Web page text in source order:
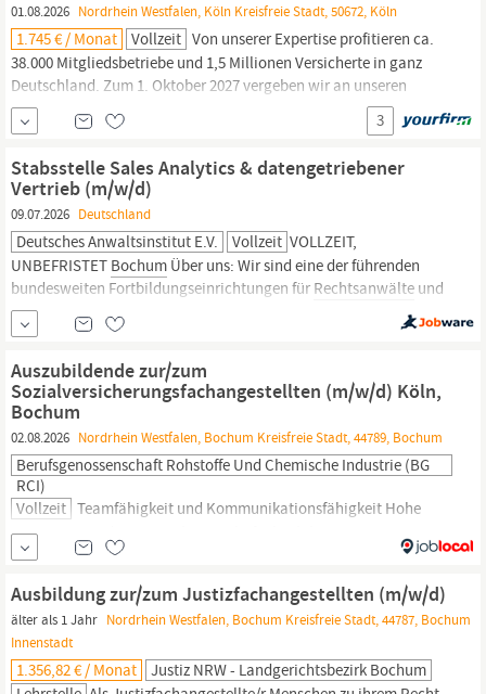
01.08.2026 Nordrhein Westfalen, Köln Kreisfreie Stadt, 50672, Köln
1.745 € / Monat Vollzeit Von unserer Expertise profitieren ca.
38.000 Mitgliedsbetriebe und 1,5 Millionen Versicherte in ganz
Deutschland. Zum 1. Oktober 2027 vergeben wir an unseren
Standorten in
Bochum
oder Köln Studienplätze (m/w/d) im
dualen Bachelor-Studiengang (B.A.) gesetzliche
Überblick:
3
Stabsstelle Sales Analytics & datengetriebener
Vertrieb (m/w/d)
09.07.2026 Deutschland
Deutsches Anwaltsinstitut E.V. Vollzeit VOLLZEIT,
UNBEFRISTET Bochum Über uns: Wir sind eine der führenden
bundesweiten Fortbildungseinrichtungen für Rechtsanwälte und
Notare und entwickeln unser Angebot konsequent datenbasiert
weiter. Zur Verstärkung unseres Teams suchen wir eine analytisch
starke Persönlichkeit, die unseren Vertrieb systematisch anhand
von Daten,...
Auszubildende zur/zum
Sozialversicherungsfachangestellten (m/w/d) Köln,
Bochum
02.08.2026 Nordrhein Westfalen, Bochum Kreisfreie Stadt, 44789, Bochum
Berufsgenossenschaft Rohstoffe Und Chemische Industrie (BG
RCI)
Vollzeit Teamfähigkeit und Kommunikationsfähigkeit Hohe
Motivation und Leistungsbereitschaft Flexibilität Interesse an
rechtlichen,wirtschaftlichen und sozialen Themen Ihr Einsatz-
betreuen: Sie stehen Versicherten und Hinterbliebenen als
Ansprechperson zur Verfügung, prüfen und bearbeiten Leistungs-
bzw....
Ausbildung zur/zum Justizfachangestellten (m/w/d)
älter als 1 Jahr Nordrhein Westfalen, Bochum Kreisfreie Stadt, 44787, Bochum
Innenstadt
1.356,82 € / Monat
Justiz NRW - Landgerichtsbezirk Bochum